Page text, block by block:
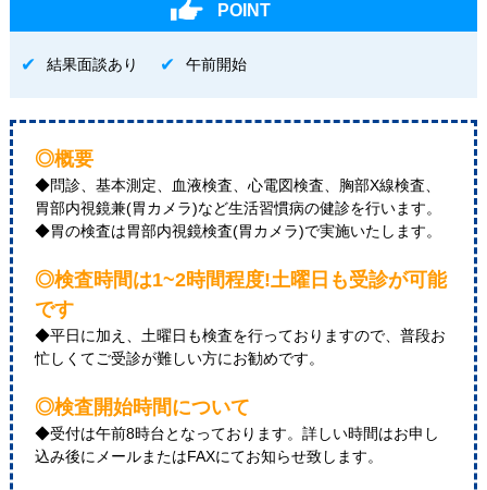
POINT
結果面談あり 午前開始
◎概要
◆問診、基本測定、血液検査、心電図検査、胸部X線検査、
胃部内視鏡兼(胃カメラ)など生活習慣病の健診を行います。
◆胃の検査は胃部内視鏡検査(胃カメラ)で実施いたします。
◎検査時間は1~2時間程度!土曜日も受診が可能
です
◆平日に加え、土曜日も検査を行っておりますので、普段お
忙しくてご受診が難しい方にお勧めです。
◎検査開始時間について
◆受付は午前8時台となっております。詳しい時間はお申し
込み後にメールまたはFAXにてお知らせ致します。